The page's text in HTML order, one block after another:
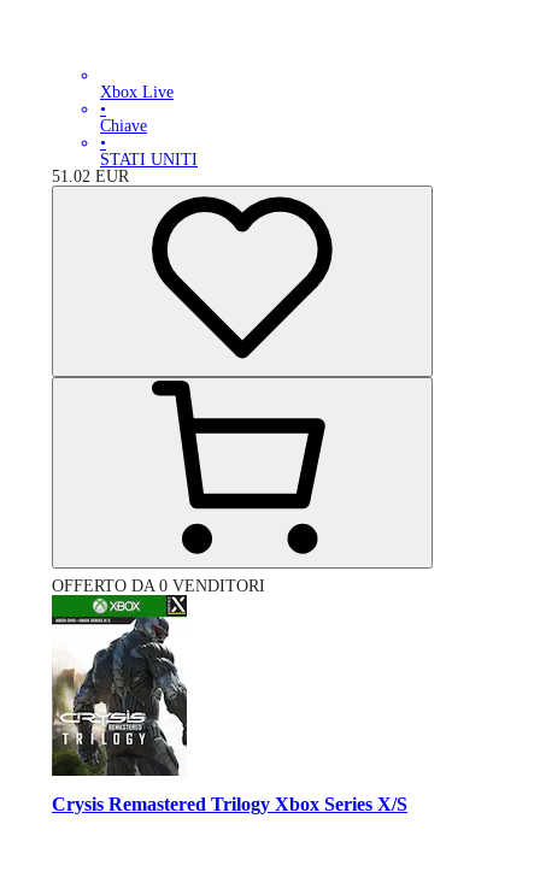
Xbox Live
•
Chiave
•
STATI UNITI
51.02 EUR
OFFERTO DA 0 VENDITORI
Crysis Remastered Trilogy Xbox Series X/S